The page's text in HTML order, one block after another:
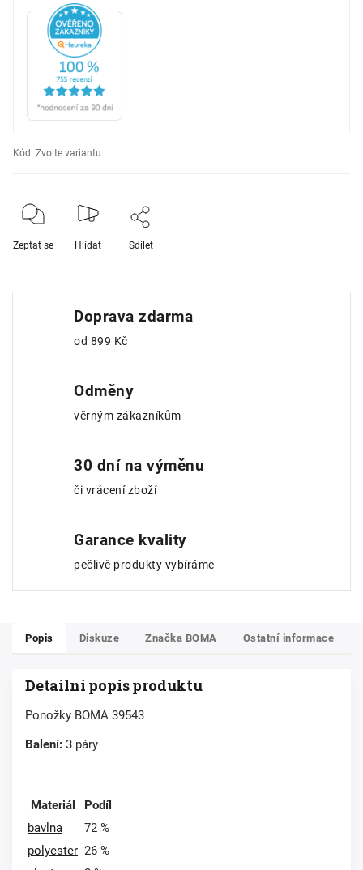
Kód: Zvolte variantu
Zeptat se Hlídat Sdílet
Doprava zdarma
od 899 Kč
Odměny
věrným zákazníkům
30 dní na výměnu
či vrácení zboží
Garance kvality
pečlivě produkty vybíráme
Popis Diskuze Značka BOMA Ostatní informace
Detailní popis produktu
Ponožky BOMA 39543
Balení: 3 páry
Materiál
Podíl
bavlna
72 %
polyester 26 %